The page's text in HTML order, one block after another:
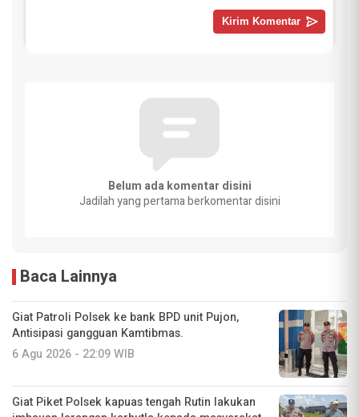
Belum ada komentar disini
Jadilah yang pertama berkomentar disini
Baca Lainnya
Giat Patroli Polsek ke bank BPD unit Pujon,
Antisipasi gangguan Kamtibmas.
6 Agu 2026 - 22:09 WIB
Giat Piket Polsek kapuas tengah Rutin lakukan